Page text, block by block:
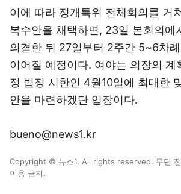
이에 따라 정개특위 전체회의를 거
복수안을 채택하면, 23일 본회의에
의결한 뒤 27일부터 2주간 5~6차
이어질 예정이다. 여야는 의장의 계
정 법정 시한인 4월10일에 최대한
안을 마련하겠단 입장이다.
bueno@news1.kr
Copyright © 뉴스1. All rights reserved. 무단 전
이용 금지.